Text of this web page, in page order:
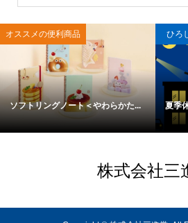
オススメの便利商品
ソフトリングノート＜やわらかた...
ひろ
夏季
株式会社三